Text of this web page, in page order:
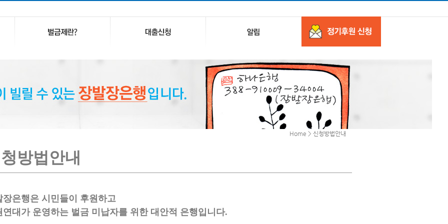
Home > 신청방법안내
방법안내
장은행은 시민들이 후원하고
연대가 운영하는 벌금 미납자를 위한 대안적 은행입니다.